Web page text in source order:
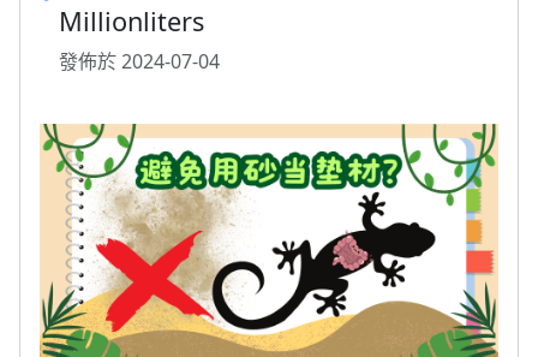
Millionliters
發佈於 2024-07-04